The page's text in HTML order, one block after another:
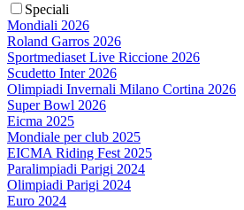
Speciali
Mondiali 2026
Roland Garros 2026
Sportmediaset Live Riccione 2026
Scudetto Inter 2026
Olimpiadi Invernali Milano Cortina 2026
Super Bowl 2026
Eicma 2025
Mondiale per club 2025
EICMA Riding Fest 2025
Paralimpiadi Parigi 2024
Olimpiadi Parigi 2024
Euro 2024